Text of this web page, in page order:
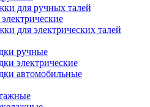
для ручных талей
для электрических талей
ручные
электрические
автомобильные